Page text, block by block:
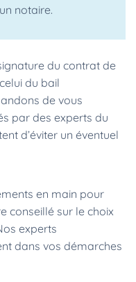
notaire.
du contrat de
du bail
de vous
par des experts du
d’éviter un éventuel
en main pour
conseillé sur le choix
experts
dans vos démarches